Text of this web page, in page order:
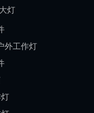
灯
外工作灯